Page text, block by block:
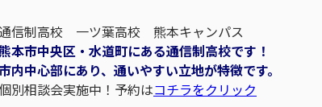
信制高校 一ツ葉高校 熊本キャンパス
本市中央区・水道町にある通信制高校です！
内中心部にあり、通いやすい立地が特徴です。
別相談会実施中！予約はコチラをクリック